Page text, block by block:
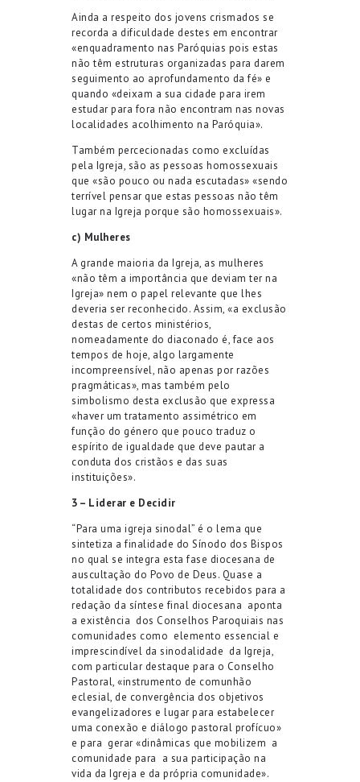
Ainda a respeito dos jovens crismados se
recorda a dificuldade destes em encontrar
«enquadramento nas Paróquias pois estas
não têm estruturas organizadas para darem
seguimento ao aprofundamento da fé» e
quando «deixam a sua cidade para irem
estudar para fora não encontram nas novas
localidades acolhimento na Paróquia».
Também percecionadas como excluídas
pela Igreja, são as pessoas homossexuais
que «são pouco ou nada escutadas» «sendo
terrível pensar que estas pessoas não têm
lugar na Igreja porque são homossexuais».
c) Mulheres
A grande maioria da Igreja, as mulheres
«não têm a importância que deviam ter na
Igreja» nem o papel relevante que lhes
deveria ser reconhecido. Assim, «a exclusão
destas de certos ministérios,
nomeadamente do diaconado é, face aos
tempos de hoje, algo largamente
incompreensível, não apenas por razões
pragmáticas», mas também pelo
simbolismo desta exclusão que expressa
«haver um tratamento assimétrico em
função do género que pouco traduz o
espírito de igualdade que deve pautar a
conduta dos cristãos e das suas
instituições».
3 – Liderar e Decidir
“Para uma igreja sinodal” é o lema que
sintetiza a finalidade do Sínodo dos Bispos
no qual se integra esta fase diocesana de
auscultação do Povo de Deus. Quase a
totalidade dos contributos recebidos para a
redação da síntese final diocesana aponta
a existência dos Conselhos Paroquiais nas
comunidades como elemento essencial e
imprescindível da sinodalidade da Igreja,
com particular destaque para o Conselho
Pastoral, «instrumento de comunhão
eclesial, de convergência dos objetivos
evangelizadores e lugar para estabelecer
uma conexão e diálogo pastoral profícuo»
e para gerar «dinâmicas que mobilizem a
comunidade para a sua participação na
vida da Igreja e da própria comunidade».